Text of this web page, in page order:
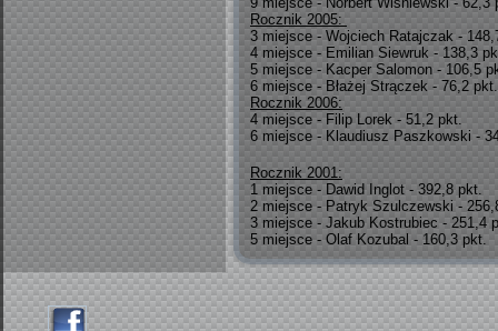
Rocznik 2005:
3 miejsce - Wojciech Ratajczak -
4 miejsce - Emilian Siewruk - 138,3
5 miejsce - Kacper Salomon - 106,5
6 miejsce - Błażej Strączek - 76,2 pkt.
Rocznik 2006:
4 miejsce - Filip Lorek - 51,2 pkt.
6 miejsce - Klaudiusz Paszkowski -
Rocznik 2001:
1 miejsce - Dawid Inglot - 392,8 pkt.
2 miejsce - Patryk Szulczewski -
3 miejsce - Jakub Kostrubiec - 251,4
5 miejsce - Olaf Kozubal - 160,3 pkt.